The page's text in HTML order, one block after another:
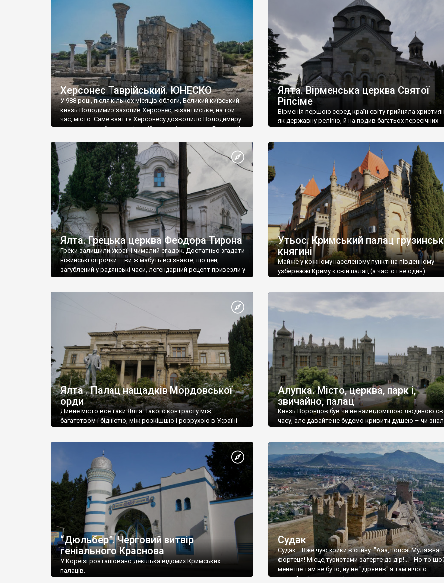
візантійської доби. Раритети викрадені з фондів об’єкту
культурної спадщини ЮНЕСКО «Херсонеса Таврійського».
Офіційно – на виставку «Золото Візантії», але експерти та
влада в Україні вважають це лише […]
називаються «повстяками» (postaki)…” “Вино. Крим
виробляє відмінне вино і його вдосталь: воно все
легке біле і дуже […]
Херсонес Таврійський. ЮНЕСКО
У 988 році, після кількох місяців облоги, Великий київський
князь Володимир захопив Херсонес, візантійське, на той
час, місто. Саме взяття Херсонесу дозволило Володимиру
диктувати свої умови візантійському імператору Василю ІІ,
Херсонесі Володимир-язичник, став Василем-
християнином. А потім було Хрещення Русі. На честь
Херсонесу Таврійського названо місто […]
Ялта. Вірменська церква Святої
Ріпсіме
Вірменія першою серед країн світу прийняла
як державну релігію, й на подив багатьох пересічних
Ялта. Грецька церква Феодора Тирона
Греки залишили Україні чималий спадок. Достатньо згадати
ніжинські огірочки – ви ж мабуть всі знаєте, що цей,
загублений у радянські часи, легендарний рецепт привезли у
Ніжин греки?
Утьос. Кримський палац
княгині
Майже у кожному населеному пункті на південному
узбережжі Криму є свій палац (а часто і не один).
Ялта . Палац нащадків Мордовської
орди
Дивне місто все таки Ялта. Такого контрасту між
багатством і бідністю, між розкішшю і розрухою в Україні
Алупка. Місто, церква, парк і,
звичайно, палац
Князь Воронцов був чи не найвідомішою людиною
часу, але давайте не будемо кривити душею – чи
“Дюльбер”. Черговий витвір
геніального Краснова
У Кореїзі розташовано декілька відомих Кримських
палаців.
Судак
Судак... Вже чую крики в спину: "Ааа, попса! Муляжна
фортеця! Місце,туристами затерте до дір!..." Но то
мене ще там не було, ну не "дірявив" я там нічого...
принаймні до цього літа.